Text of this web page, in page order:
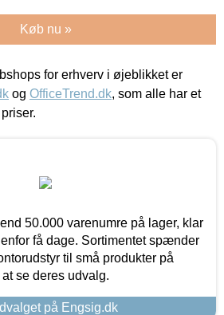
Køb nu »
for erhverv i øjeblikket er
og OfficeTrend.dk, som alle har et
50.000 varenumre på lager, klar
få dage. Sortimentet spænder
til små produkter på
se deres udvalg.
på Engsig.dk